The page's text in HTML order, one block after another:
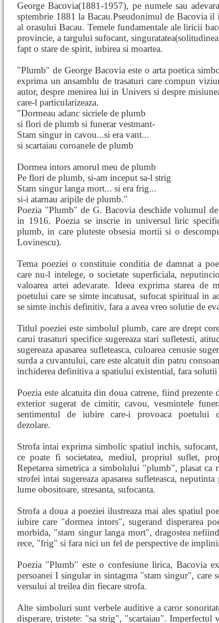
George Bacovia(1881-1957), pe numele sau
sptembrie 1881 la Bacau.Pseudonimul de Bacovia
al orasului Bacau. Temele fundamentale ale liricii
provincie, a targului sufocant,
fapt o stare de spirit, iubirea si moartea.
"Plumb" de George Bacovia este o arta poetica
exprima un ansamblu de trasaturi care compun
autor, despre menirea lui in Univers si despre
care-l particularizeaza.
"Dormeau adanc sicriele de plumb
si flori de plumb si funerar vestmant-
Stam singur in cavou...si era vant...
si scartaiau coroanele de plumb
Dormea intors amorul meu de plumb
Pe flori de plumb, si-am inceput sa-l strig
Stam singur langa mort... si era frig...
si-i atarnau aripile de plumb."
Poezia "Plumb" de G. Bacovia deschide volumul
in 1916. Poezia se inscrie in universul liric
plumb, in care pluteste obsesia mortii si o
Lovinescu).
Tema poeziei o constituie conditia de damnat a
care nu-l intelege, o societate superficiala,
valoarea artei adevarate. Ideea exprima starea de
poetului care se simte incatusat, sufocat spiritual in
se simte inchis definitiv, fara a avea vreo solutie de
Titlul poeziei este simbolul plumb, care are drept
carui trasaturi specifice sugereaza stari sufletesti,
sugereaza apasarea sufleteasca, culoarea cenusie
surda a cuvantului, care este alcatuit din patru
inchiderea definitiva a spatiului existential, fara solutii
Poezia este alcatuita din doua catrene, fiind
exterior sugerat de cimitir, cavou, vesmintele
sentimentul de iubire care-i provoaca poetului
dezolare.
Strofa intai exprima simbolic spatiul inchis,
ce poate fi societatea, mediul, propriul suflet,
Repetarea simetrica a simbolului "plumb", plasat
strofei intai sugereaza apasarea sufleteasca,
lume obositoare, stresanta, sufocanta.
Strofa a doua a poeziei ilustreaza mai ales spatiul
iubire care "dormea intors", sugerand disperarea
morbida, "stam singur langa mort", dragostea
rece, "frig" si fara nici un fel de perspective de
Poezia "Plumb" este o confesiune lirica, Bacovia
persoanei I singular in sintagma "stam singur", care
versului al treilea din fiecare strofa.
Alte simboluri sunt verbele auditive a caror
disperare, tristete: "sa strig", "scartaiau". Imperfectul